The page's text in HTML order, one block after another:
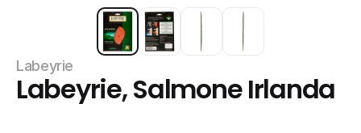
Labeyrie
Labeyrie, Salmone Irlanda